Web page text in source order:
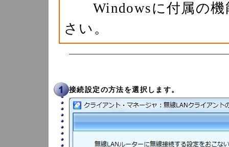
Windowsに付属の機
さい。
接続設定の方法を選択します。